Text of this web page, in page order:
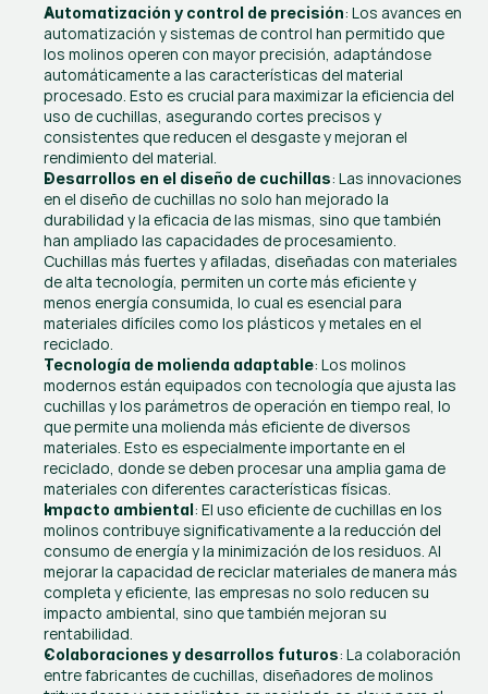
Automatización y control de precisión: Los avances en
automatización y sistemas de control han permitido que
los molinos operen con mayor precisión, adaptándose
automáticamente a las características del material
procesado. Esto es crucial para maximizar la eficiencia del
uso de cuchillas, asegurando cortes precisos y
consistentes que reducen el desgaste y mejoran el
rendimiento del material.
Desarrollos en el diseño de cuchillas: Las innovaciones
en el diseño de cuchillas no solo han mejorado la
durabilidad y la eficacia de las mismas, sino que también
han ampliado las capacidades de procesamiento.
Cuchillas más fuertes y afiladas, diseñadas con materiales
de alta tecnología, permiten un corte más eficiente y
menos energía consumida, lo cual es esencial para
materiales difíciles como los plásticos y metales en el
reciclado.
Tecnología de molienda adaptable: Los molinos
modernos están equipados con tecnología que ajusta las
cuchillas y los parámetros de operación en tiempo real, lo
que permite una molienda más eficiente de diversos
materiales. Esto es especialmente importante en el
reciclado, donde se deben procesar una amplia gama de
materiales con diferentes características físicas.
Impacto ambiental: El uso eficiente de cuchillas en los
molinos contribuye significativamente a la reducción del
consumo de energía y la minimización de los residuos. Al
mejorar la capacidad de reciclar materiales de manera más
completa y eficiente, las empresas no solo reducen su
impacto ambiental, sino que también mejoran su
rentabilidad.
Colaboraciones y desarrollos futuros: La colaboración
entre fabricantes de cuchillas, diseñadores de molinos